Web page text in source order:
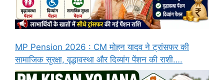
MP Pension 2026 : CM मोहन यादव ने ट्रांसफर की
सामाजिक सुरक्षा, वृद्धावस्था और दिव्यांग पेंशन की राशी….